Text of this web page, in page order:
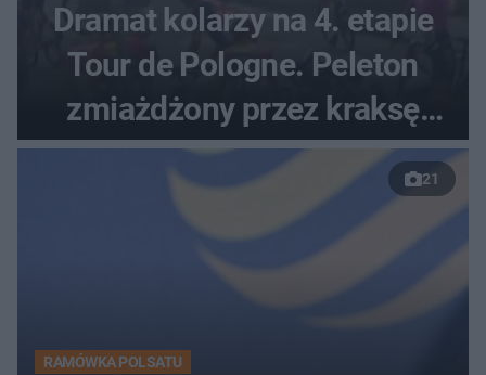
Dramat kolarzy na 4. etapie
Tour de Pologne. Peleton
zmiażdżony przez kraksę
przed Karpaczem
21
RAMÓWKA POLSATU